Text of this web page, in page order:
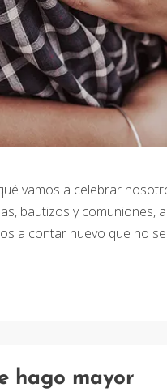
vamos a celebrar
bautizos y comuniones,
a contar nuevo que no
hago mayor